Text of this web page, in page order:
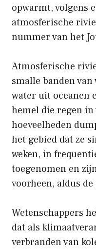
opwarmt, volgens
atmosferische
nummer van het
Atmosferische
smalle banden
water uit oceanen
hemel die regen in
hoeveelheden
het gebied dat ze
weken, in
toegenomen en
voorheen, aldus
Wetenschappers
dat als
verbranden van